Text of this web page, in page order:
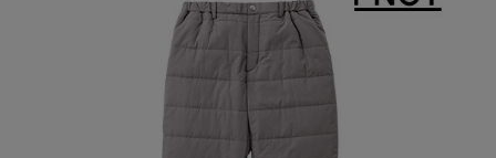
カートに入れる 購入手続きへ